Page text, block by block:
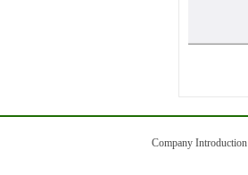
Company Introduction